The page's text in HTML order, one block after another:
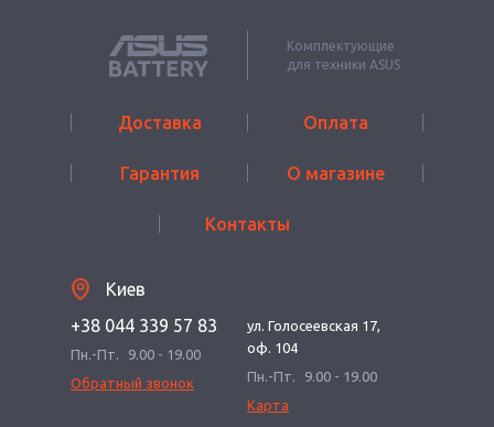
Комплектующие
для техники ASUS
Доставка Оплата
Гарантия О магазине
Контакты
Киев
+38 044 339 57 83
Пн.-Пт.
9.00 - 19.00
Обратный звонок
ул. Голосеевская 17,
оф. 104
Пн.-Пт.
9.00 - 19.00
Карта